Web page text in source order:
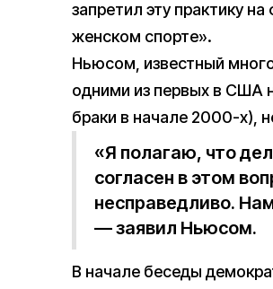
запретил эту практику
женском спорте».
Ньюсом, известный
одними из первых в США
браки в начале 2000-х),
«Я полагаю, что
согласен в этом
несправедливо.
— заявил Ньюсом.
В начале беседы